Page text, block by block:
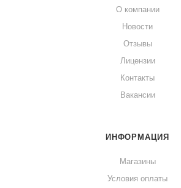
О компании
Новости
Отзывы
Лицензии
Контакты
Вакансии
ИНФОРМАЦИЯ
Магазины
Условия оплаты